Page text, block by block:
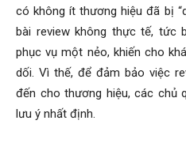
có không ít thương hiệu đã bị
bài review không thực tế, tức
phục vụ một nẻo, khiến cho
dối. Vì thế, để đảm bảo việc
đến cho thương hiệu, các chủ
lưu ý nhất định.